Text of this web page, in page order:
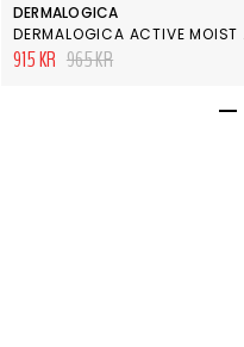
DERMALOGICA
915 KR 965 KR